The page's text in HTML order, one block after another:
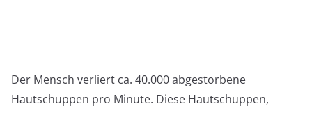
Der Mensch verliert ca. 40.000 abgestorbene
Hautschuppen pro Minute. Diese Hautschuppen,